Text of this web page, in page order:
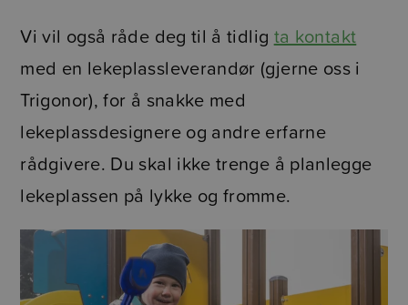
Vi vil også råde deg til å tidlig ta kontakt
med en lekeplassleverandør (gjerne oss i
Trigonor), for å snakke med
lekeplassdesignere og andre erfarne
rådgivere. Du skal ikke trenge å planlegge
lekeplassen på lykke og fromme.